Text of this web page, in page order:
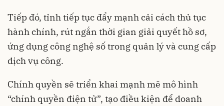
Tiếp đó, tỉnh tiếp tục đẩy mạnh cải cách thủ tục
hành chính, rút ngắn thời gian giải quyết hồ sơ,
ứng dụng công nghệ số trong quản lý và cung cấp
dịch vụ công.
Chính quyền sẽ triển khai mạnh mẽ mô hình
“chính quyền điện tử”, tạo điều kiện để doanh